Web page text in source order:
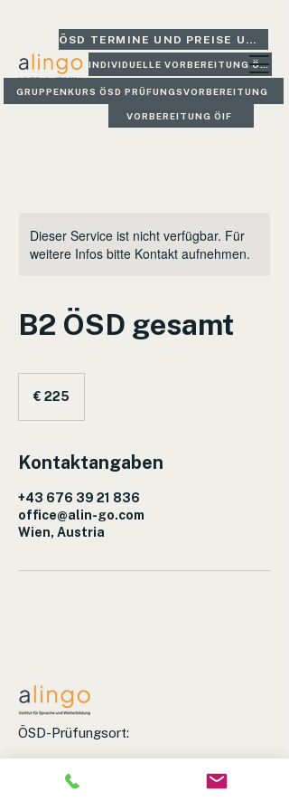
ÖSD TERMINE UND PREISE UND GLEICH BUCHEN
INDIVIDUELLE VORBEREITUNG ÖSD
GRUPPENKURS ÖSD PRÜFUNGSVORBEREITUNG
VORBEREITUNG ÖIF
Dieser Service ist nicht verfügbar. Für
weitere Infos bitte Kontakt aufnehmen.
B2 ÖSD gesamt
€ 225
Kontaktangaben
+43 676 39 21 836
office@alin-go.com
Wien, Austria
ÖSD-Prüfungsort:
Favoritenstraße 4-6, 1040 Wien